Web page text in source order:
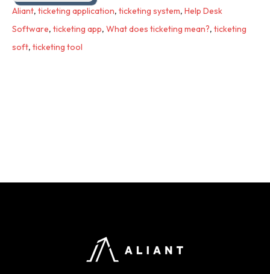
Aliant, ticketing application, ticketing system, Help Desk
Software, ticketing app, What does ticketing mean?, ticketing
soft, ticketing tool